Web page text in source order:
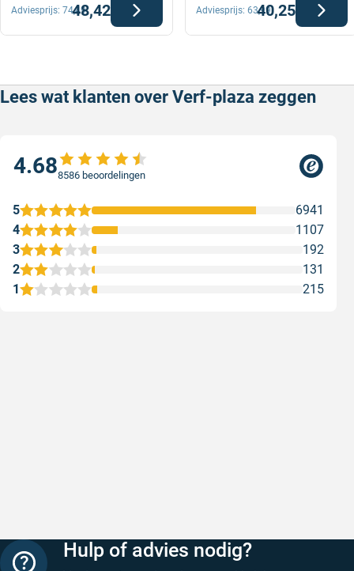
48,42
Adviesprijs: 74,49 40,25
Adviesprijs: 63,99
Lees wat klanten over Verf-plaza zeggen
4.688586 beoordelingen
1 215
2 131
3 192
4 1107
5 6941
Hulp of advies nodig?